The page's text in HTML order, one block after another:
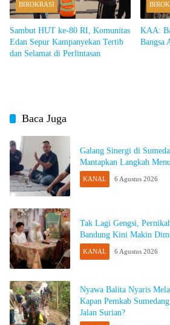
BIROKRASI
Sambut HUT ke-80 RI, Komunitas
Edan Sepur Kampanyekan Tertib
dan Selamat di Perlintasan
KAA:
Bangsa
Baca Juga
Galang Sinergi di
Mantapkan Langkah
KANAL 6 Agustus 2026
Tak Lagi Gengsi,
Bandung Kini Makin
KANAL 6 Agustus 2026
Nyawa Balita Nyaris
Kapan Pemkab
Jalan Surian?